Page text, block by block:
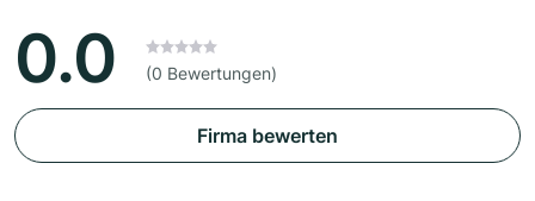
0.0 (0 Bewertungen)
Firma bewerten